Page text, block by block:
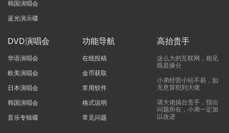
韩国演唱会
蓝光演示碟
DVD演唱会
华语演唱会
欧美演唱会
日本演唱会
韩国演唱会
音乐专辑碟
功能导航
在线投稿
金币获取
常用软件
格式说明
常见问题
高抬贵手
这么大的互联网，相见
既是缘分
小弟经营小站不易，如
无意冒犯到大佬
请大佬搞台贵手，指出
问题所在，小弟一定加
以改进